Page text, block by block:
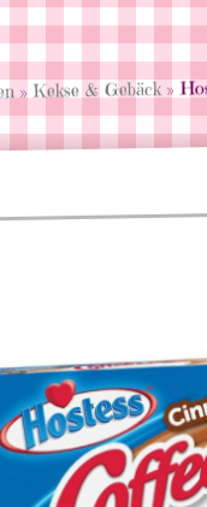
»Kekse & Gebäck»